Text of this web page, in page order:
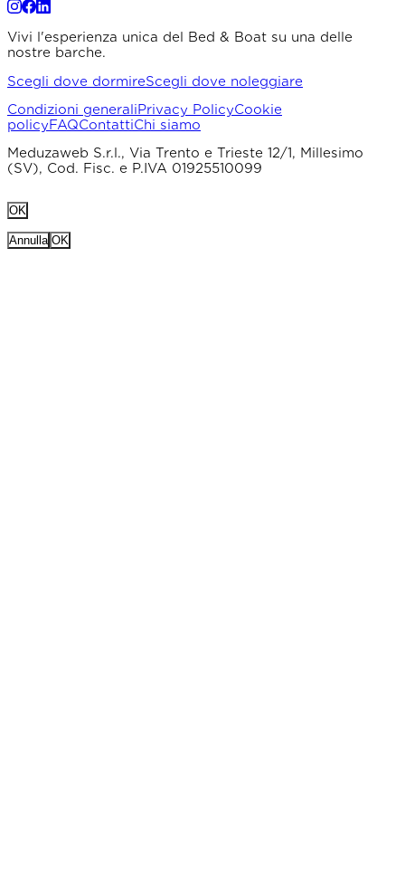
Vivi l'esperienza unica del Bed & Boat su una delle
nostre barche.
Scegli dove dormireScegli dove noleggiare
Condizioni generaliPrivacy PolicyCookie
policyFAQContattiChi siamo
Meduzaweb S.r.l., Via Trento e Trieste 12/1, Millesimo
(SV), Cod. Fisc. e P.IVA 01925510099
OK
Annulla OK